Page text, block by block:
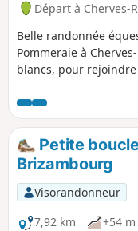
Départ à Cherves-
Belle randonnée
Pommeraie à
blancs, pour
bois, avec un retour
par des gués et
Petite
Brizambourg
Visorandonneur
7,92 km
+54 m